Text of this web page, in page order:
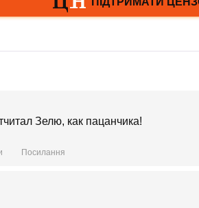
Зелю, как пацанчика!
Посилання